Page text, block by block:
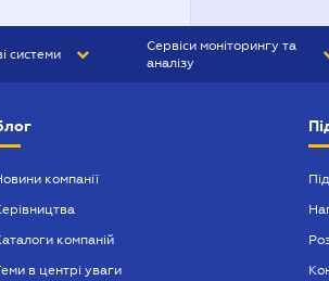
системи
Сервіси моніторингу та
аналізу
компанії
компаній
в центрі уваги